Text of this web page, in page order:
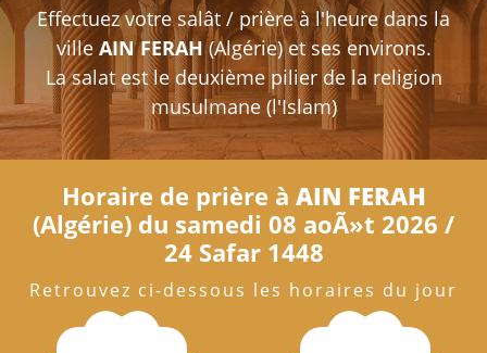
Effectuez votre salât / prière à l'heure dans la
ville AIN FERAH(Algérie) et ses environs.
La salat est le deuxième pilier de la religion
musulmane (l'Islam)
Horaire de prière à AIN FERAH
(Algérie) du samedi 08 aoÃ»t 2026 /
24 Safar 1448
Retrouvez ci-dessous les horaires du jour